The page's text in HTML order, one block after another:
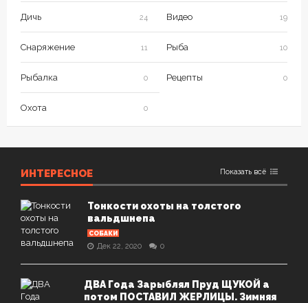
Дичь 24 Видео 19
Снаряжение 11 Рыба 10
Рыбалка 0 Рецепты 0
Охота 0
ИНТЕРЕСНОЕ Показать всё
Тонкости охоты на толстого
вальдшнепа
СОБАКИ
Дек 22, 2020 0
ДВА Года Зарыблял Пруд ЩУКОЙ а
потом ПОСТАВИЛ ЖЕРЛИЦЫ. Зимняя